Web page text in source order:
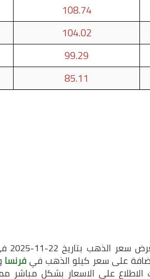
108.74
104.02
99.29
85.11
بتاريخ 22-11-2025 في
على سعر كيلو الذهب فيفرنسا
على الاسعار بشكل مباشر